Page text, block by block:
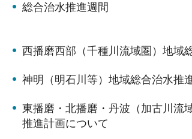
総合治水推進週間
西播磨西部（千種川流域圏）地域
神明（明石川等）地域総合治水推
東播磨・北播磨・丹波（加古川流
推進計画について